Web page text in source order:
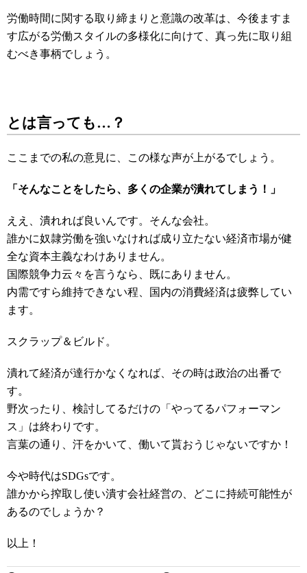
労働時間に関する取り締まりと意識の改革は、今後ますま
す広がる労働スタイルの多様化に向けて、真っ先に取り組
むべき事柄でしょう。
とは言っても…？
ここまでの私の意見に、この様な声が上がるでしょう。
「そんなことをしたら、多くの企業が潰れてしまう！」
ええ、潰れれば良いんです。そんな会社。
誰かに奴隷労働を強いなければ成り立たない経済市場が健
全な資本主義なわけありません。
国際競争力云々を言うなら、既にありません。
内需ですら維持できない程、国内の消費経済は疲弊してい
ます。
スクラップ＆ビルド。
潰れて経済が達行かなくなれば、その時は政治の出番で
す。
野次ったり、検討してるだけの「やってるパフォーマン
ス」は終わりです。
言葉の通り、汗をかいて、働いて貰おうじゃないですか！
今や時代はSDGsです。
誰かから搾取し使い潰す会社経営の、どこに持続可能性が
あるのでしょうか？
以上！